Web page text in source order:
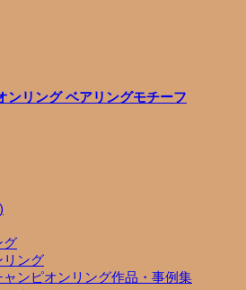
ンリング ベアリングモチーフ
グ
リング
ャンピオンリング作品・事例集